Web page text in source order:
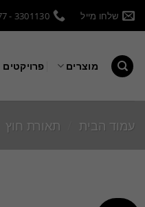
שלחו מייל 3301130 - 077
מוצרים פרויקטים
עמוד הבית תאורת חוץ